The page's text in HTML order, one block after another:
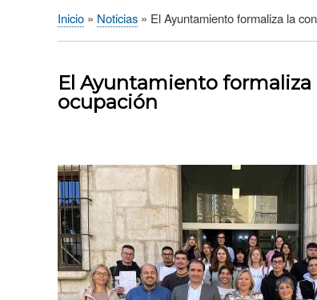
Sobrescribir
de
ayuda
a
Inicio Noticias El Ayuntamiento formaliza la
El Ayuntamiento formaliza
ocupación